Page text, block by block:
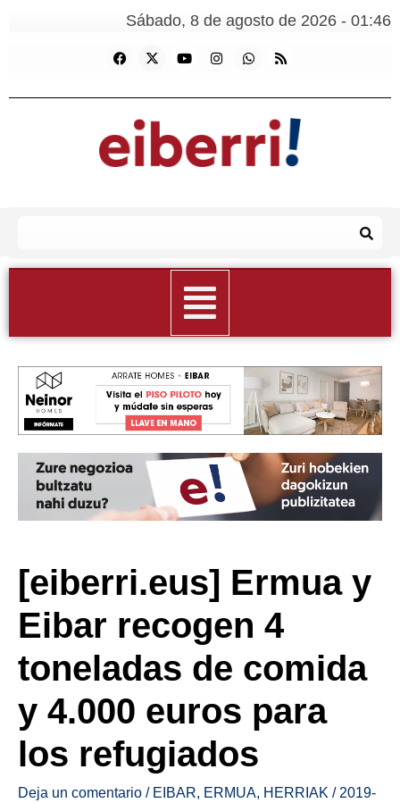
Sábado, 8 de agosto de 2026 - 01:46
[eiberri.eus] Ermua y
Eibar recogen 4
toneladas de comida
y 4.000 euros para
los refugiados
Deja un comentario / EIBAR, ERMUA, HERRIAK / 2019-